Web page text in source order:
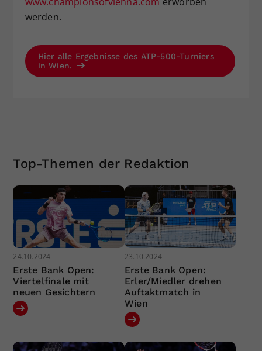
werden.
Hier alle Ergebnisse des ATP-500-Turniers
in Wien.
Top-Themen der Redaktion
24.10.2024
Erste Bank Open:
Viertelfinale mit
neuen Gesichtern
23.10.2024
Erste Bank Open:
Erler/Miedler drehen
Auftaktmatch in
Wien